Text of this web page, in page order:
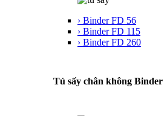
› Binder FD 56
› Binder FD 115
› Binder FD 260
Tủ sấy chân không Binder